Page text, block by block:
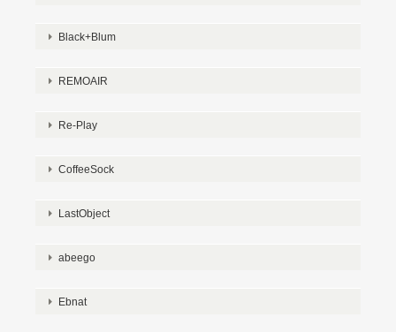
Black+Blum
REMOAIR
Re-Play
CoffeeSock
LastObject
abeego
Ebnat